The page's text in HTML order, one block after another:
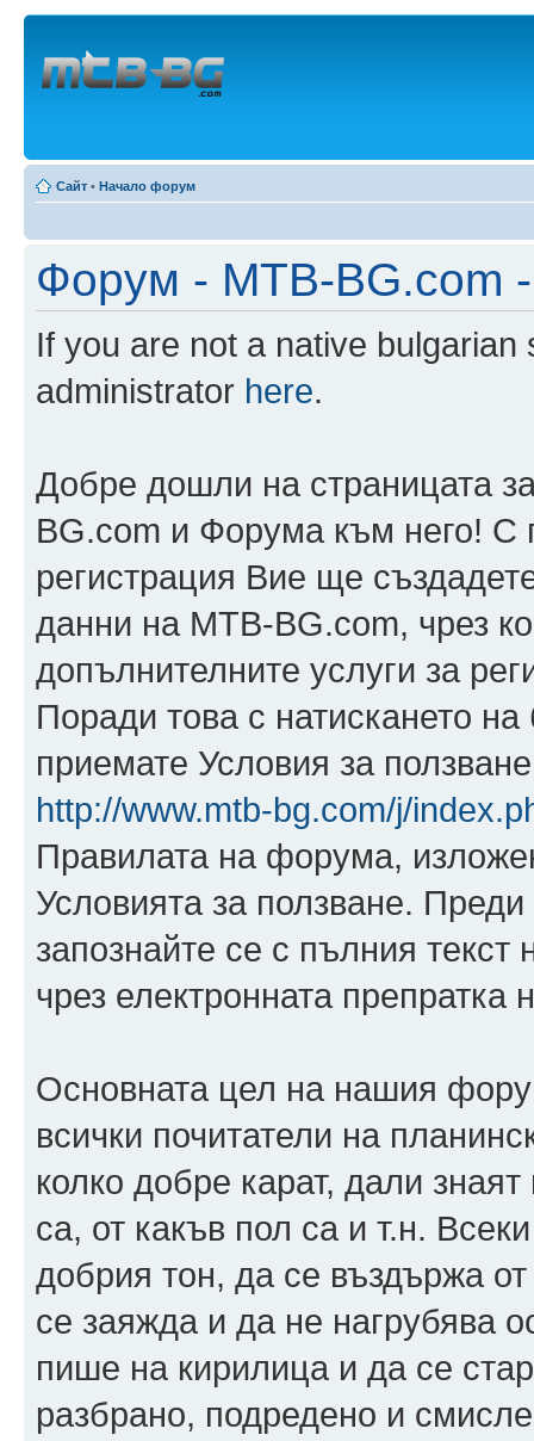
Сайт • Начало форум
Форум - MTB-BG.com
If you are not a native
administrator here.
Добре дошли на страницата
BG.com и Форума към него! С
регистрация Вие ще
данни на MTB-BG.com, чрез
допълнителните услуги за
Поради това с натискането
приемате Условия за
http://www.mtb-bg.com/j/
Правилата на форума,
Условията за ползване.
запознайте се с пълния
чрез електронната препратка
Основната цел на нашия
всички почитатели на
колко добре карат, дали
са, от какъв пол са и т.н.
добрия тон, да се въздържа
се заяжда и да не нагрубява
пише на кирилица и да се
разбрано, подредено и